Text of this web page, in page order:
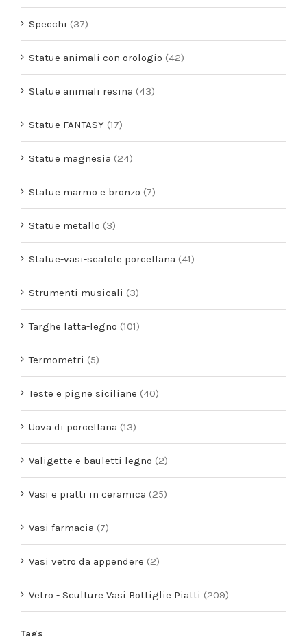
Specchi (37)
Statue animali con orologio (42)
Statue animali resina (43)
Statue FANTASY (17)
Statue magnesia (24)
Statue marmo e bronzo (7)
Statue metallo (3)
Statue-vasi-scatole porcellana (41)
Strumenti musicali (3)
Targhe latta-legno (101)
Termometri (5)
Teste e pigne siciliane (40)
Uova di porcellana (13)
Valigette e bauletti legno (2)
Vasi e piatti in ceramica (25)
Vasi farmacia (7)
Vasi vetro da appendere (2)
Vetro - Sculture Vasi Bottiglie Piatti (209)
Tags